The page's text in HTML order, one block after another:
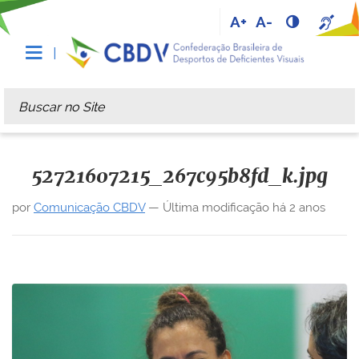
A+ A-
Busca
Busca Avançada…
52721607215_267c95b8fd_k.jpg
por Comunicação CBDV— Última modificação há 2 anos